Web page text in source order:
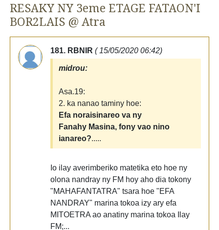
RESAKY NY 3eme ETAGE FATAON'I
BOR2LAIS @ Atra
181. RBNIR ( 15/05/2020 06:42)
midrou:
Asa.19:
2. ka nanao taminy hoe:
Efa noraisinareo va ny
Fanahy Masina, fony vao nino
ianareo?.....
Io ilay averimberiko matetika eto hoe ny
olona nandray ny FM hoy aho dia tokony
"MAHAFANTATRA" tsara hoe "EFA
NANDRAY" marina tokoa izy ary efa
MITOETRA ao anatiny marina tokoa Ilay
FM;...